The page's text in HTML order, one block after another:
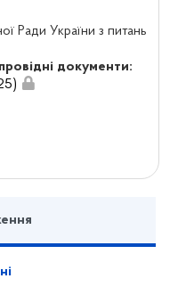
Ради України з питань
документи: